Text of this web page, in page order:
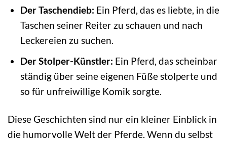
Der Taschendieb: Ein Pferd, das es liebte, in die
Taschen seiner Reiter zu schauen und nach
Leckereien zu suchen.
Der Stolper-Künstler: Ein Pferd, das scheinbar
ständig über seine eigenen Füße stolperte und
so für unfreiwillige Komik sorgte.
Diese Geschichten sind nur ein kleiner Einblick in
die humorvolle Welt der Pferde. Wenn du selbst